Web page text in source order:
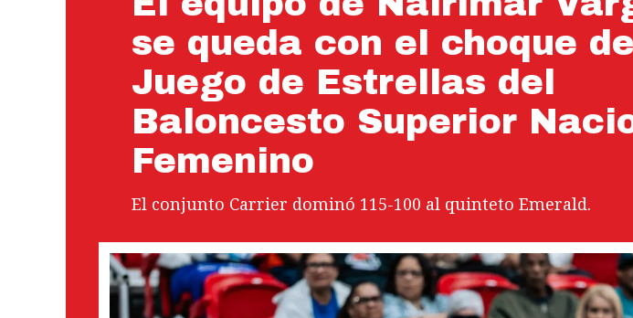
se queda con el choque del
Juego de Estrellas del
Baloncesto Superior
Femenino
El conjunto Carrier dominó 115-100 al quinteto Emerald.